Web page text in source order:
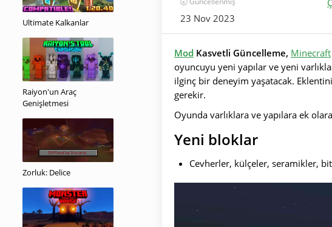
Ultimate Kalkanlar
Raiyon'un Araç
Genişletmesi
Zorluk: Delice
23 Nov 2023
Mod Kasvetli Güncelleme, Minecraft
oyuncuyu yeni yapılar ve yeni
ilginç bir deneyim yaşatacak.
gerekir.
Oyunda varlıklara ve yapılara ek
Yeni bloklar
Cevherler, külçeler, seramikler,